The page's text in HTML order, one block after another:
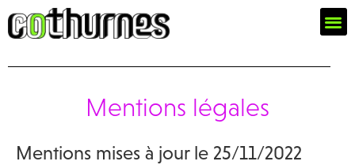
Mentions légales
Mentions mises à jour le 25/11/2022